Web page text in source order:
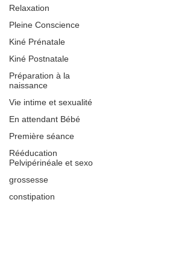
Relaxation
Pleine Conscience
Kiné Prénatale
Kiné Postnatale
Préparation à la
naissance
Vie intime et sexualité
En attendant Bébé
Première séance
Rééducation
Pelvipérinéale et sexo
grossesse
constipation